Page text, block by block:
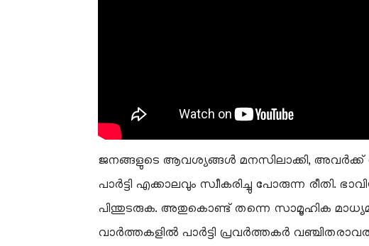
ജനങ്ങളുടെ ആവശ്യങ്ങൾ മനസിലാക്കി, അവർക്ക്
പാർട്ടി എക്കാലവും സ്വീകരിച്ചു പോരുന്ന രീതി.
പിന്തുടരുക. അതുകൊണ്ട് തന്നെ സാമൂഹിക
വാർത്തകളിൽ പാർട്ടി പ്രവർത്തകർ